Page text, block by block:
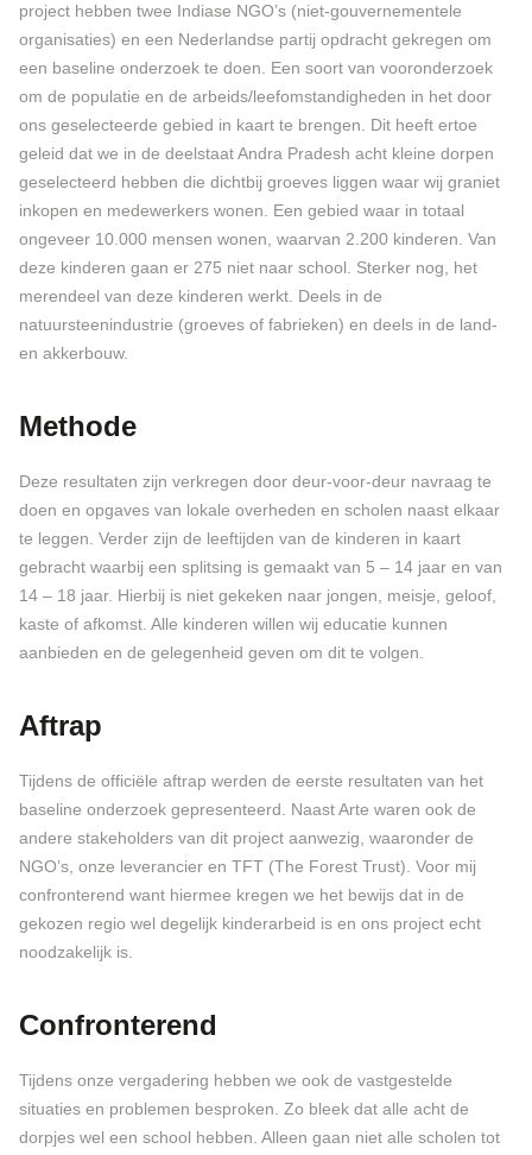
project hebben twee Indiase NGO’s (niet-gouvernementele
organisaties) en een Nederlandse partij opdracht gekregen om
een baseline onderzoek te doen. Een soort van vooronderzoek
om de populatie en de arbeids/leefomstandigheden in het door
ons geselecteerde gebied in kaart te brengen. Dit heeft ertoe
geleid dat we in de deelstaat Andra Pradesh acht kleine dorpen
geselecteerd hebben die dichtbij groeves liggen waar wij graniet
inkopen en medewerkers wonen. Een gebied waar in totaal
ongeveer 10.000 mensen wonen, waarvan 2.200 kinderen. Van
deze kinderen gaan er 275 niet naar school. Sterker nog, het
merendeel van deze kinderen werkt. Deels in de
natuursteenindustrie (groeves of fabrieken) en deels in de land-
en akkerbouw.
Methode
Deze resultaten zijn verkregen door deur-voor-deur navraag te
doen en opgaves van lokale overheden en scholen naast elkaar
te leggen. Verder zijn de leeftijden van de kinderen in kaart
gebracht waarbij een splitsing is gemaakt van 5 – 14 jaar en van
14 – 18 jaar. Hierbij is niet gekeken naar jongen, meisje, geloof,
kaste of afkomst. Alle kinderen willen wij educatie kunnen
aanbieden en de gelegenheid geven om dit te volgen.
Aftrap
Tijdens de officiële aftrap werden de eerste resultaten van het
baseline onderzoek gepresenteerd. Naast Arte waren ook de
andere stakeholders van dit project aanwezig, waaronder de
NGO’s, onze leverancier en TFT (The Forest Trust). Voor mij
confronterend want hiermee kregen we het bewijs dat in de
gekozen regio wel degelijk kinderarbeid is en ons project echt
noodzakelijk is.
Confronterend
Tijdens onze vergadering hebben we ook de vastgestelde
situaties en problemen besproken. Zo bleek dat alle acht de
dorpjes wel een school hebben. Alleen gaan niet alle scholen tot